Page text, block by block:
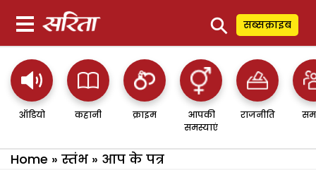
⚲ सब्सक्राइब
ऑडियो कहानी क्राइम
आपकी
समस्याएं
राजनीति
Home » स्तंभ » आप के पत्र